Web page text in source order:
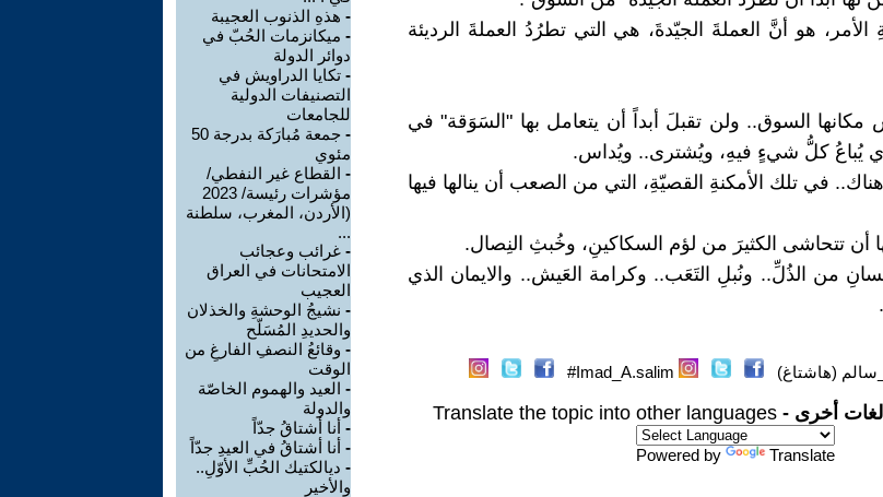
هو أنَّ العملةَ الجيّدةَ، هي التي تطرُدُ العملةَ الرديئة
مكانها السوق.. ولن تقبلَ أبداً أن يتعامل بها "السَوَقة" في
يُباعُ كلُّ شيءٍ فيهِ، ويُشترى.. ويُداس.
في تلك الأمكنةِ القصيّةِ، التي من الصعب أن ينالها فيها
تتحاشى الكثيرَ من لؤم السكاكينِ، وخُبثِ النِصال.
من الذُلِّ.. ونُبلِ التَعَب.. وكرامة العَيش.. والايمان الذي
(هاشتاغ) Imad_A.salim#
أخرى - Translate the topic into other languages
Powered by Translate
- هذهِ الذنوب العجيبة
- ميكانزمات الحُبّ في
دوائر الدولة
- تكايا الدراويش في
التصنيفات الدولية
للجامعات
-
جمعة مُبارَكة بدرجة 50
مئوي
- القطاع غير النفطي/
مؤشرات رئيسة/ 2023
(الأردن، المغرب، سلطنة
...
- غرائب وعجائب
الامتحانات في العراق
العجيب
- نشيجُ الوحشةِ والخذلان
والحديدِ المُسَلّح
- وقائعُ النصفِ الفارغِ من
الوقت
- العيد والهموم الخاصّة
والدولة
- أنا أشتاقُ جدّاً
- أنا أشتاقُ في العيدِ جدّاً
- ديالكتيك الحُبِّ الأوّلِ..
والأخير